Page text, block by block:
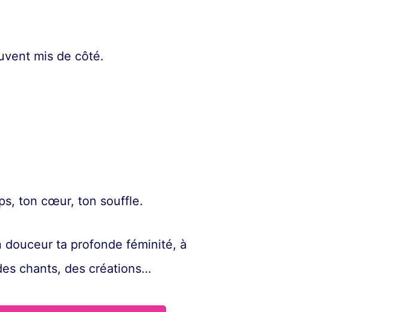
mis de côté.
ton cœur, ton souffle.
ta profonde féminité, à
chants, des créations…